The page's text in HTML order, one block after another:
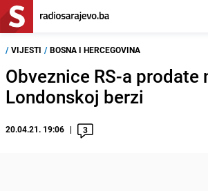
/ VIJESTI / BOSNA I HERCEGOVINA
Obveznice RS-a prodate
Londonskoj berzi
20.04.21. 19:06 3